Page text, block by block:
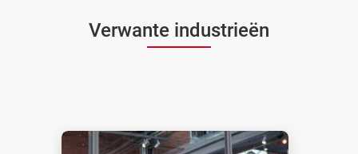
Verwante industrieën